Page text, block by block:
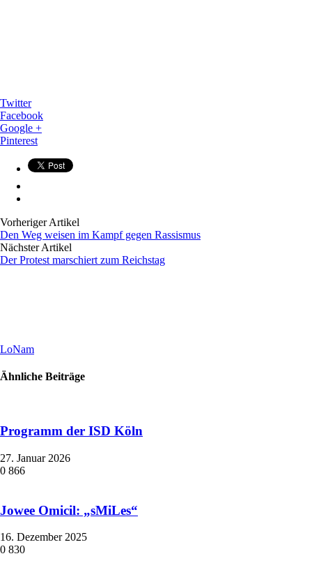
Twitter
Facebook
Google +
Pinterest
Vorheriger Artikel
Den Weg weisen im Kampf gegen Rassismus
Nächster Artikel
Der Protest marschiert zum Reichstag
LoNam
Ähnliche Beiträge
Programm der ISD Köln
27. Januar 2026
0 866
Jowee Omicil: „sMiLes“
16. Dezember 2025
0 830